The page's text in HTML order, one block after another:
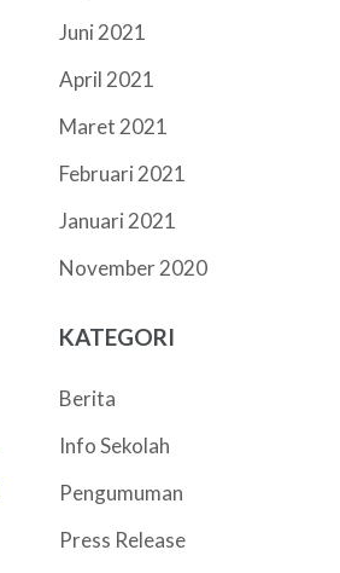
Juni 2021
April 2021
Maret 2021
Februari 2021
Januari 2021
November 2020
KATEGORI
Berita
Info Sekolah
Pengumuman
Press Release